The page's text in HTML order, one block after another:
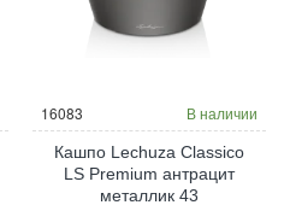
16083 В наличии
Кашпо Lechuza Classico
LS Premium антрацит
металлик 43